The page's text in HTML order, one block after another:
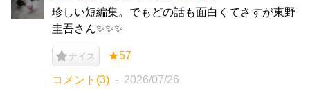
珍しい短編集。でもどの話も面白くてさすが東野
圭吾さん✨✨✨
ナイス ★57
コメント(3) 2026/07/26